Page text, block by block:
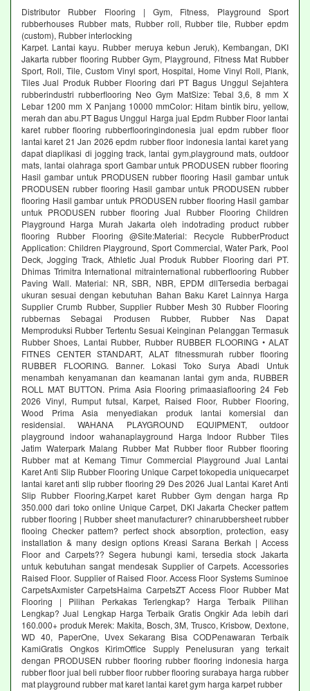
Distributor Rubber Flooring | Gym, Fitness, Playground Sport
rubberhouses Rubber mats, Rubber roll, Rubber tile, Rubber epdm
(custom), Rubber interlocking
Karpet. Lantai kayu. Rubber meruya kebun Jeruk), Kembangan, DKI
Jakarta rubber flooring Rubber Gym, Playground, Fitness Mat Rubber
Sport, Roll, Tile, Custom Vinyl sport, Hospital, Home Vinyl Roll, Plank,
Tiles Jual Produk Rubber Flooring dari PT Bagus Unggul Sejahtera
rubberindustri rubberflooring Neo Gym MatSize: Tebal 3,6, 8 mm X
Lebar 1200 mm X Panjang 10000 mmColor: Hitam bintik biru, yellow,
merah dan abu.PT Bagus Unggul Harga jual Epdm Rubber Floor lantai
karet rubber flooring rubberflooringindonesia jual epdm rubber floor
lantai karet 21 Jan 2026 epdm rubber floor indonesia lantai karet yang
dapat diaplikasi di jogging track, lantai gym,playground mats, outdoor
mats, lantai olahraga sport Gambar untuk PRODUSEN rubber flooring
Hasil gambar untuk PRODUSEN rubber flooring Hasil gambar untuk
PRODUSEN rubber flooring Hasil gambar untuk PRODUSEN rubber
flooring Hasil gambar untuk PRODUSEN rubber flooring Hasil gambar
untuk PRODUSEN rubber flooring Jual Rubber Flooring Children
Playground Harga Murah Jakarta oleh indotrading product rubber
flooring Rubber Flooring @Site:Material: Recycle RubberProduct
Application: Children Playground, Sport Commercial, Water Park, Pool
Deck, Jogging Track, Athletic Jual Produk Rubber Flooring dari PT.
Dhimas Trimitra International mitrainternational rubberflooring Rubber
Paving Wall. Material: NR, SBR, NBR, EPDM dllTersedia berbagai
ukuran sesuai dengan kebutuhan Bahan Baku Karet Lainnya Harga
Supplier Crumb Rubber, Supplier Rubber Mesh 30 Rubber Flooring
rubbernas Sebagai Produsen Rubber, Rubber Nas Dapat
Memproduksi Rubber Tertentu Sesuai Keinginan Pelanggan Termasuk
Rubber Shoes, Lantai Rubber, Rubber RUBBER FLOORING • ALAT
FITNES CENTER STANDART, ALAT fitnessmurah rubber flooring
RUBBER FLOORING. Banner. Lokasi Toko Surya Abadi Untuk
menambah kenyamanan dan keamanan lantai gym anda, RUBBER
ROLL MAT BUTTON. Prima Asia Flooring primaasiaflooring 24 Feb
2026 Vinyl, Rumput futsal, Karpet, Raised Floor, Rubber Flooring,
Wood Prima Asia menyediakan produk lantai komersial dan
residensial. WAHANA PLAYGROUND EQUIPMENT, outdoor
playground indoor wahanaplayground Harga Indoor Rubber Tiles
Jatim Waterpark Malang Rubber Mat Rubber floor Rubber flooring
Rubber mat at Kemang Timur Commercial Playground Jual Lantai
Karet Anti Slip Rubber Flooring Unique Carpet tokopedia uniquecarpet
lantai karet anti slip rubber flooring 29 Des 2026 Jual Lantai Karet Anti
Slip Rubber Flooring,Karpet karet Rubber Gym dengan harga Rp
350.000 dari toko online Unique Carpet, DKI Jakarta Checker pattem
rubber flooring | Rubber sheet manufacturer? chinarubbersheet rubber
flooing Checker pattem? perfect shock absorption, protection, easy
installation & many design options Kreasi Sarana Berkah | Access
Floor and Carpets?? Segera hubungi kami, tersedia stock Jakarta
untuk kebutuhan sangat mendesak Supplier of Carpets. Accessories
Raised Floor. Supplier of Raised Floor. Access Floor Systems Suminoe
CarpetsAxmister CarpetsHaima CarpetsZT Access Floor Rubber Mat
Flooring | Pilihan Perkakas Terlengkap? Harga Terbaik Pilihan
Lengkap? Jual Lengkap Harga Terbaik Gratis Ongkir Ada lebih dari
160.000+ produk Merek: Makita, Bosch, 3M, Trusco, Krisbow, Dextone,
WD 40, PaperOne, Uvex Sekarang Bisa CODPenawaran Terbaik
KamiGratis Ongkos KirimOffice Supply Penelusuran yang terkait
dengan PRODUSEN rubber flooring rubber flooring indonesia harga
rubber floor jual beli rubber floor rubber flooring surabaya harga rubber
mat playground rubber mat karet lantai karet gym harga karpet rubber